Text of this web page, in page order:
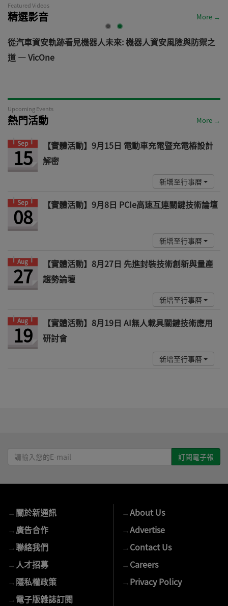
Featured Videos
精選影音 More →
從汽車資安軌跡看見機器人未來: 機器人資安風險與防禦之
道 — VicOne
Upcoming Events
熱門活動 More →
Sep
15
【實體活動】9月15日 電動車充電暨充電樁設計
解密
新增至行事曆
Sep
08 【實體活動】9月8日 PCIe高速互連關鍵技術論壇
新增至行事曆
Aug
27
【實體活動】8月27日 先進封裝技術創新與量產
趨勢論壇
新增至行事曆
Aug
19
【實體活動】8月19日 AI無人載具關鍵技術應用
研討會
新增至行事曆
請
輸
E-
mail
→關於新通訊
→廣告合作
→聯絡我們
→ 人才招募
→隱私權政策
→電子版雜誌訂閱
→About Us
→Advertise
→Contact Us
→Careers
→Privacy Policy